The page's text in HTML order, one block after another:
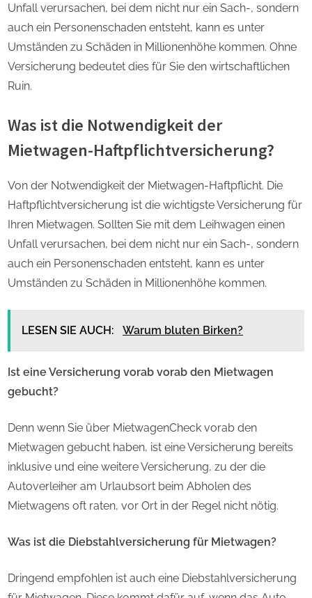
Unfall verursachen, bei dem nicht nur ein Sach-, sondern
auch ein Personenschaden entsteht, kann es unter
Umständen zu Schäden in Millionenhöhe kommen. Ohne
Versicherung bedeutet dies für Sie den wirtschaftlichen
Ruin.
Was ist die Notwendigkeit der
Mietwagen-Haftpflichtversicherung?
Von der Notwendigkeit der Mietwagen-Haftpflicht. Die
Haftpflichtversicherung ist die wichtigste Versicherung für
Ihren Mietwagen. Sollten Sie mit dem Leihwagen einen
Unfall verursachen, bei dem nicht nur ein Sach-, sondern
auch ein Personenschaden entsteht, kann es unter
Umständen zu Schäden in Millionenhöhe kommen.
LESEN SIE AUCH: Warum bluten Birken?
Ist eine Versicherung vorab vorab den Mietwagen
gebucht?
Denn wenn Sie über MietwagenCheck vorab den
Mietwagen gebucht haben, ist eine Versicherung bereits
inklusive und eine weitere Versicherung, zu der die
Autoverleiher am Urlaubsort beim Abholen des
Mietwagens oft raten, vor Ort in der Regel nicht nötig.
Was ist die Diebstahlversicherung für Mietwagen?
Dringend empfohlen ist auch eine Diebstahlversicherung